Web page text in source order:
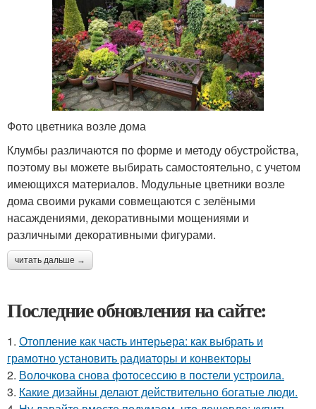
Фото цветника возле дома
Клумбы различаются по форме и методу обустройства,
поэтому вы можете выбирать самостоятельно, с учетом
имеющихся материалов. Модульные цветники возле
дома своими руками совмещаются с зелёными
насаждениями, декоративными мощениями и
различными декоративными фигурами.
читать дальше →
Последние обновления на сайте:
1. Отопление как часть интерьера: как выбрать и
грамотно установить радиаторы и конвекторы
2. Волочкова снова фотосессию в постели устроила.
3. Какие дизайны делают действительно богатые люди.